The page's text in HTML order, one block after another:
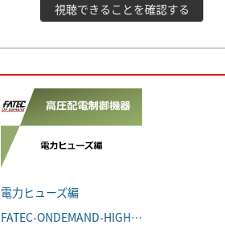
視聴できることを確認する
電力ヒューズ編
FATEC-ONDEMAND-HIGHVOL-007